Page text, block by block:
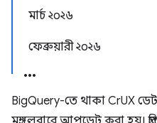
মার্চ ২০২৬
ফেব্রুয়ারী ২০২৬
BigQuery-তে থাকা CrUX